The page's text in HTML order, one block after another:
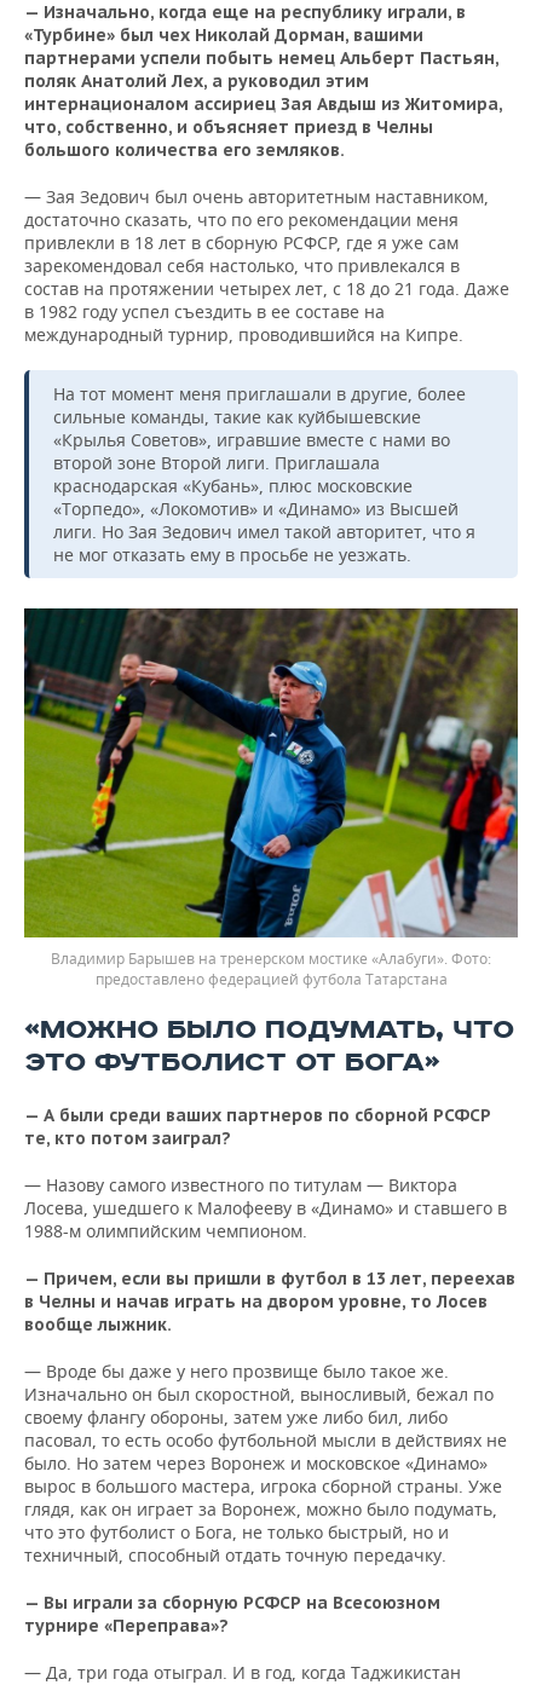
— Изначально, когда еще на республику играли, в
«Турбине» был чех Николай Дорман, вашими
партнерами успели побыть немец Альберт Пастьян,
поляк Анатолий Лех, а руководил этим
интернационалом ассириец Зая Авдыш из Житомира,
что, собственно, и объясняет приезд в Челны
большого количества его земляков.
— Зая Зедович был очень авторитетным наставником,
достаточно сказать, что по его рекомендации меня
привлекли в 18 лет в сборную РСФСР, где я уже сам
зарекомендовал себя настолько, что привлекался в
состав на протяжении четырех лет, с 18 до 21 года. Даже
в 1982 году успел съездить в ее составе на
международный турнир, проводившийся на Кипре.
На тот момент меня приглашали в другие, более
сильные команды, такие как куйбышевские
«Крылья Советов», игравшие вместе с нами во
второй зоне Второй лиги. Приглашала
краснодарская «Кубань», плюс московские
«Торпедо», «Локомотив» и «Динамо» из Высшей
лиги. Но Зая Зедович имел такой авторитет, что я
не мог отказать ему в просьбе не уезжать.
Владимир Барышев на тренерском мостике «Алабуги».
предоставлено федерацией футбола Татарстана
«МОЖНО БЫЛО ПОДУМАТЬ, ЧТО
ЭТО ФУТБОЛИСТ ОТ БОГА»
— А были среди ваших партнеров по сборной РСФСР
те, кто потом заиграл?
— Назову самого известного по титулам — Виктора
Лосева, ушедшего к Малофееву в «Динамо» и ставшего в
1988-м олимпийским чемпионом.
— Причем, если вы пришли в футбол в 13 лет, переехав
в Челны и начав играть на двором уровне, то Лосев
вообще лыжник.
— Вроде бы даже у него прозвище было такое же.
Изначально он был скоростной, выносливый, бежал по
своему флангу обороны, затем уже либо бил, либо
пасовал, то есть особо футбольной мысли в действиях не
было. Но затем через Воронеж и московское «Динамо»
вырос в большого мастера, игрока сборной страны. Уже
глядя, как он играет за Воронеж, можно было подумать,
что это футболист о Бога, не только быстрый, но и
техничный, способный отдать точную передачку.
— Вы играли за сборную РСФСР на Всесоюзном
турнире «Переправа»?
— Да, три года отыграл. И в год, когда Таджикистан